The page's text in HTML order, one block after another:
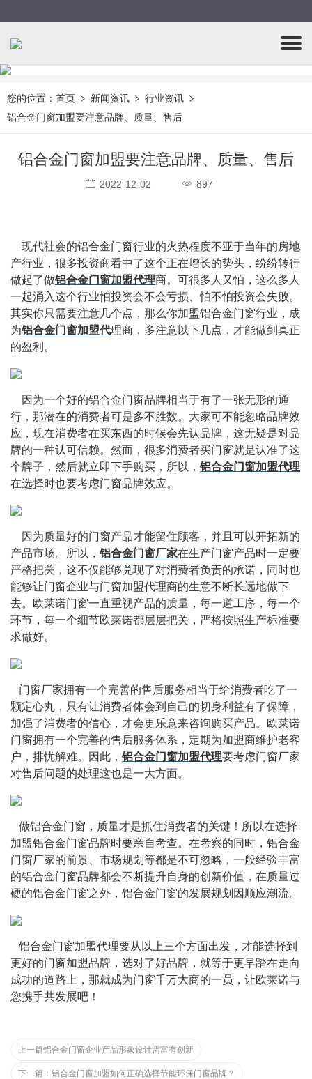
您的位置： 首页 新闻资讯
行业资讯
铝合金门窗加盟要注意品牌、质量、售后
铝合金门窗加盟要注意品牌、质量、售后
2022-12-02 897
现代社会的铝合金门窗行业的火热程度不亚于当年的房地
产行业，很多投资商看中了这个正在增长的势头，纷纷转行
做起了做铝合金门窗加盟代理商。可很多人又怕，这么多人
一起涌入这个行业怕投资会不会亏损、怕不怕投资会失败。
其实你只需要注意几个点，那么你加盟铝合金门窗行业，成
为铝合金门窗加盟代理商，多注意以下几点，才能做到真正
的盈利。
因为一个好的铝合金门窗品牌相当于有了一张无形的通
行，那潜在的消费者可是多不胜数。大家可不能忽略品牌效
应，现在消费者在买东西的时候会先认品牌，这无疑是对品
牌的一种认可信赖。然而，很多消费者买门窗就是认准了这
个牌子，然后就立即下手购买，所以， 铝合金门窗加盟代理
在选择时也要考虑门窗品牌效应。
因为质量好的门窗产品才能留住顾客，并且可以开拓新的
产品市场。所以， 铝合金门窗厂家在生产门窗产品时一定要
严格把关，这不仅能够兑现了对消费者负责的承诺，同时也
能够让门窗企业与门窗加盟代理商的生意不断长远地做下
去。欧莱诺​门窗一直重视产品的质量，每一道工序，每一个
环节，每一个细节欧莱诺都层层把关，严格按照生产标准要
求做好。
门窗厂家拥有一个完善的售后服务相当于给消费者吃了一
颗定心丸，只有让消费者体会到自己的切身利益有了保障，
加强了消费者的信心，才会更乐意来咨询购买产品。欧莱诺
门窗拥有一个完善的售后服务体系，定期为加盟商维护老客
户，排忧解难。因此， 铝合金门窗加盟代理要考虑门窗厂家
对售后问题的处理这也是一大方面。
做铝合金门窗，质量才是抓住消费者的关键！所以在选择
加盟铝合金门窗品牌时要亲自考查。在考察的同时，铝合金
门窗厂家的前景、市场规划等都是不可忽略，一般经验丰富
的铝合金门窗品牌都会不断提升自身的创新价值，在质量过
硬的铝合金门窗之外，铝合金门窗的发展规划因顺应潮流。
铝合金门窗加盟代理要从以上三个方面出发，才能选择到
更好的门窗加盟品牌，选对了好品牌，就等于更早踏在走向
成功的道路上，那就成为门窗千万大商的一员，让欧莱诺与
您携手共发展吧！
上一篇铝合金门窗企业产品形象设计需富有创新
下一篇： 铝合金门窗加盟如何正确选择节能环保门窗品牌？